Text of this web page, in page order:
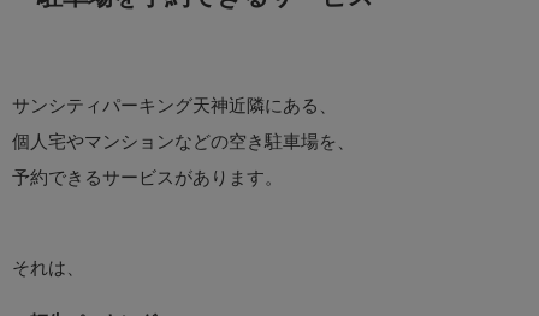
サンシティパーキング天神近隣にある、
個人宅やマンションなどの空き駐車場を、
予約できるサービスがあります。
それは、